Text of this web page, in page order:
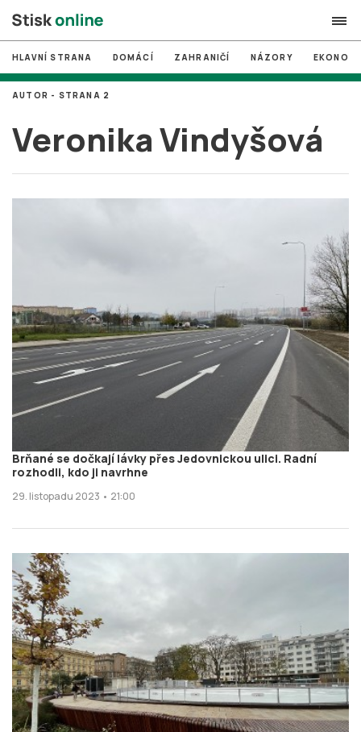
search
# MUNI
# Brno
# volby
HLAVNÍ STRANA DOMÁCÍ ZAHRANIČÍ NÁZORY
Veronika Vindyšová
AUTOR - STRANA 2
Brňané se dočkají lávky přes Jedovnickou ulici. Radní
rozhodli, kdo ji navrhne
29. listopadu 2023 • 21:00